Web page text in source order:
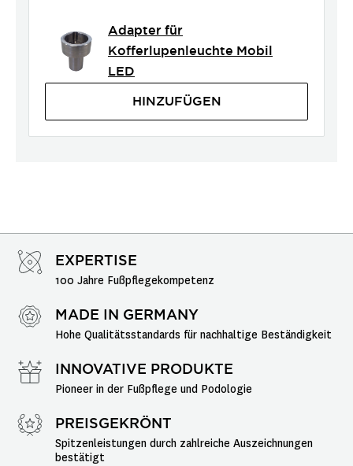
Adapter für
Kofferlupenleuchte Mobil
LED
HINZUFÜGEN
EXPERTISE
100 Jahre Fußpflegekompetenz
MADE IN GERMANY
Hohe Qualitätsstandards für nachhaltige Beständigkeit
INNOVATIVE PRODUKTE
Pioneer in der Fußpflege und Podologie
PREISGEKRÖNT
Spitzenleistungen durch zahlreiche Auszeichnungen
bestätigt